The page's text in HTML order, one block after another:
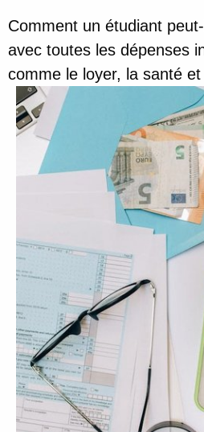
Comment un étudiant
avec toutes les dépenses
comme le loyer, la santé